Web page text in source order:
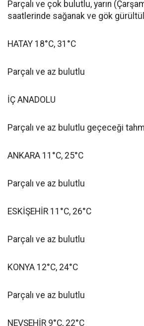
Parçalı ve çok bulutlu, yarın
saatlerinde sağanak ve gök
HATAY 18°C, 31°C
Parçalı ve az bulutlu
İÇ ANADOLU
Parçalı ve az bulutlu geçeceği
ANKARA 11°C, 25°C
Parçalı ve az bulutlu
ESKİŞEHİR 11°C, 26°C
Parçalı ve az bulutlu
KONYA 12°C, 24°C
Parçalı ve az bulutlu
NEVŞEHİR 9°C, 22°C